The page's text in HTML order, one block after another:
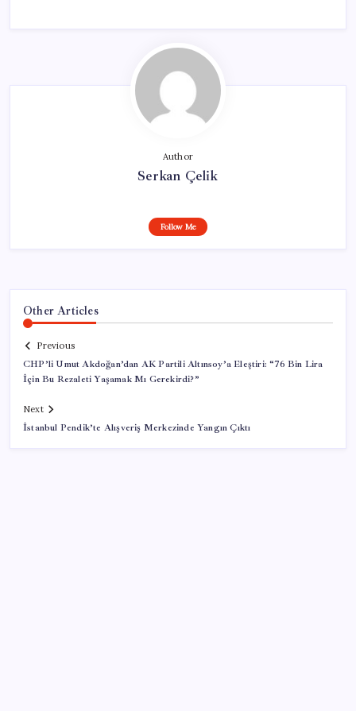
Author
Serkan Çelik
Follow Me
Other Articles
Previous
CHP’li Umut Akdoğan’dan AK Partili Altınsoy’a Eleştiri: “76 Bin Lira
İçin Bu Rezaleti Yaşamak Mı Gerekirdi?”
Next
İstanbul Pendik’te Alışveriş Merkezinde Yangın Çıktı